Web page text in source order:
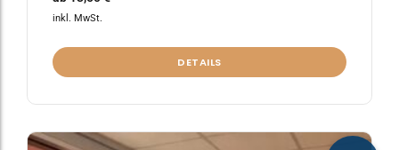
inkl. MwSt.
DETAILS
Dieses